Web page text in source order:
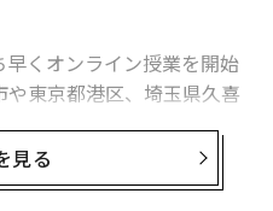
くオンライン授業を開始
東京都港区、埼玉県久喜
どもたちの教育環境には
。
見る